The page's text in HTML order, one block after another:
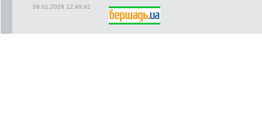
09.01.2026 12:49:42